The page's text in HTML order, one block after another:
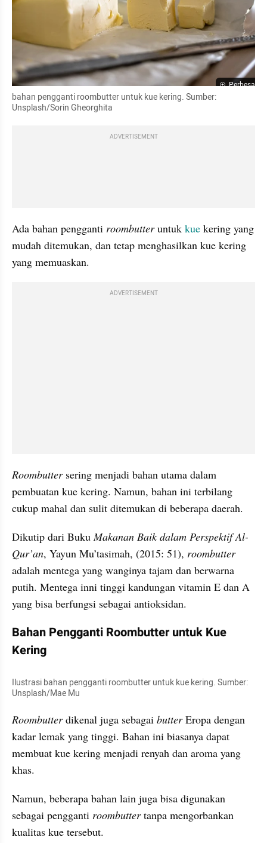
Perbesar
bahan pengganti roombutter untuk kue kering. Sumber:
Unsplash/Sorin Gheorghita
ADVERTISEMENT
Ada bahan pengganti roombutter untuk kue kering yang
mudah ditemukan, dan tetap menghasilkan kue kering
yang memuaskan.
ADVERTISEMENT
Roombutter sering menjadi bahan utama dalam
pembuatan kue kering. Namun, bahan ini terbilang
cukup mahal dan sulit ditemukan di beberapa daerah.
Dikutip dari Buku Makanan Baik dalam Perspektif Al-
Qur’an, Yayun Mu’tasimah, (2015: 51),
roombutter
adalah mentega yang wanginya tajam dan berwarna
putih. Mentega inni tinggi kandungan vitamin E dan A
yang bisa berfungsi sebagai antioksidan.
Bahan Pengganti Roombutter untuk Kue
Kering
Ilustrasi bahan pengganti roombutter untuk kue kering. Sumber:
Unsplash/Mae Mu
Roombutter dikenal juga sebagai butter Eropa dengan
kadar lemak yang tinggi. Bahan ini biasanya dapat
membuat kue kering menjadi renyah dan aroma yang
khas.
Namun, beberapa bahan lain juga bisa digunakan
sebagai pengganti roombutter tanpa mengorbankan
kualitas kue tersebut.